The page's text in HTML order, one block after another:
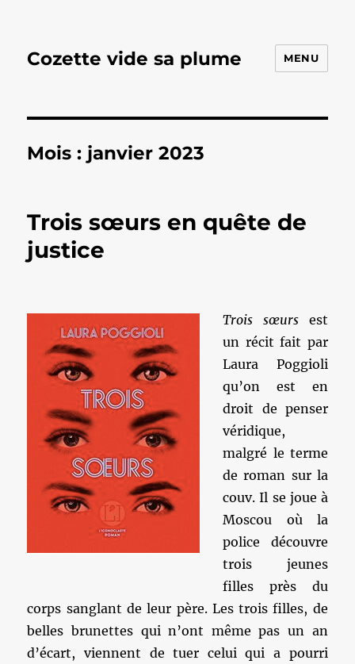
Cozette vide sa plume MENU
Mois : janvier 2023
Trois sœurs en quête de
justice
Trois sœurs est
un récit fait par
Laura Poggioli
qu’on est en
droit de penser
véridique,
malgré le terme
de roman sur la
couv. Il se joue à
Moscou où la
police découvre
trois jeunes
filles près du
corps sanglant de leur père. Les trois filles, de
belles brunettes qui n’ont même pas un an
d’écart, viennent de tuer celui qui a pourri